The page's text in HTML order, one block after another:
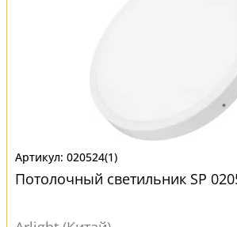
020524(1)
Потолочный светильник SP